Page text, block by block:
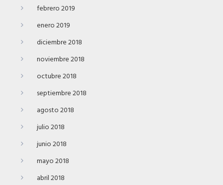
febrero 2019
enero 2019
diciembre 2018
noviembre 2018
octubre 2018
septiembre 2018
agosto 2018
julio 2018
junio 2018
mayo 2018
abril 2018